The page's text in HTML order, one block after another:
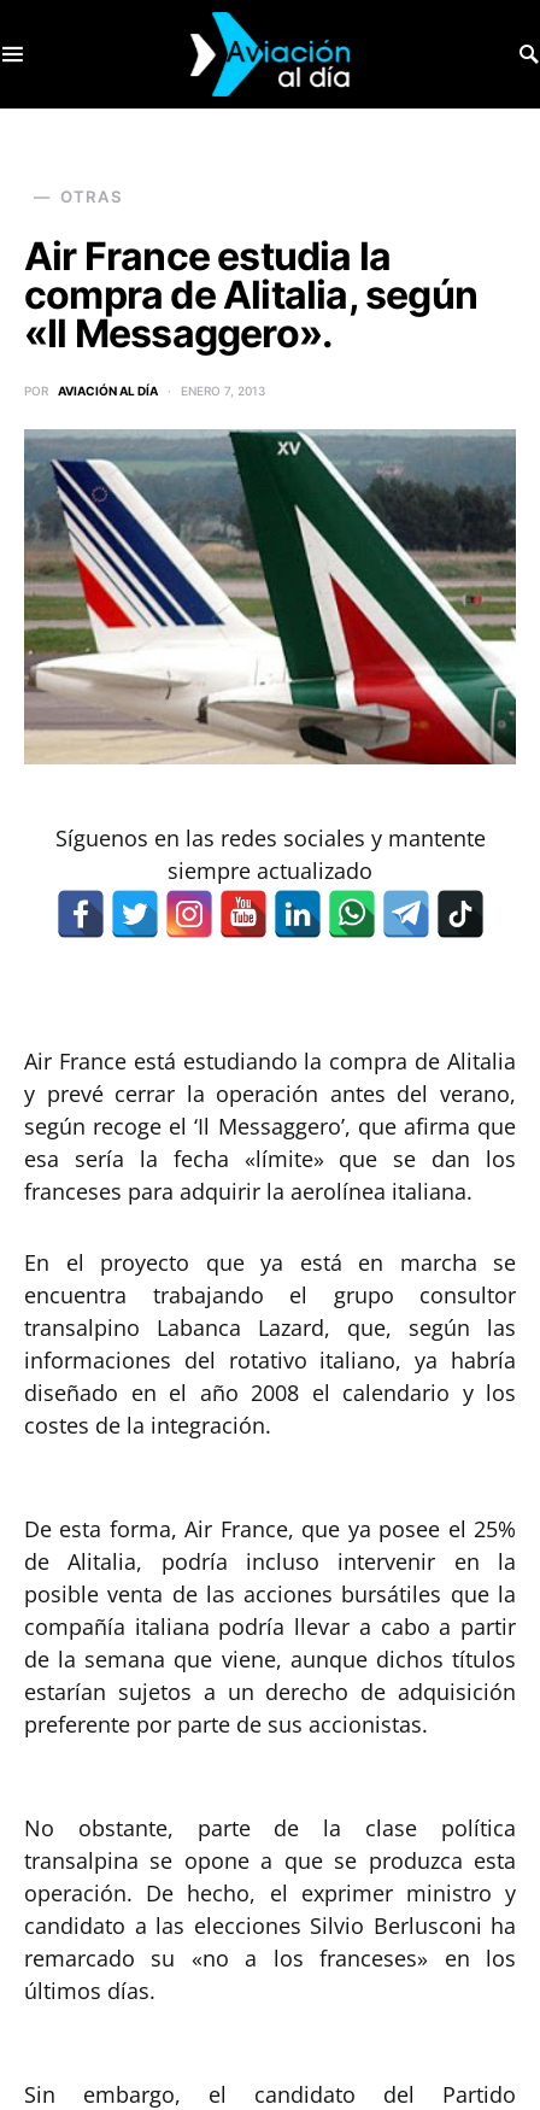
OTRAS
Air France estudia la
compra de Alitalia, según
«Il Messaggero».
POR AVIACIÓN AL DÍA ENERO 7, 2013
Síguenos en las redes sociales y mantente
siempre actualizado
Air France está estudiando la compra de Alitalia
y prevé cerrar la operación antes del verano,
según recoge el ‘Il Messaggero’, que afirma que
esa sería la fecha «límite» que se dan los
franceses para adquirir la aerolínea italiana.
En el proyecto que ya está en marcha se
encuentra trabajando el grupo consultor
transalpino Labanca Lazard, que, según las
informaciones del rotativo italiano, ya habría
diseñado en el año 2008 el calendario y los
costes de la integración.
De esta forma, Air France, que ya posee el 25%
de Alitalia, podría incluso intervenir en la
posible venta de las acciones bursátiles que la
compañía italiana podría llevar a cabo a partir
de la semana que viene, aunque dichos títulos
estarían sujetos a un derecho de adquisición
preferente por parte de sus accionistas.
No obstante, parte de la clase política
transalpina se opone a que se produzca esta
operación. De hecho, el exprimer ministro y
candidato a las elecciones Silvio Berlusconi ha
remarcado su «no a los franceses» en los
últimos días.
Sin embargo, el candidato del Partido